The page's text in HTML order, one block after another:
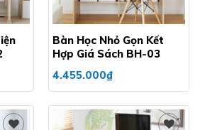
Bàn Học Nhỏ Gọn Kết
Hợp Giá Sách BH-03
4.455.000₫